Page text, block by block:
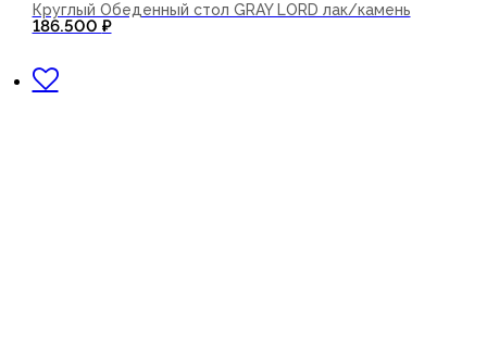
Круглый Обеденный стол GRAY LORD лак/камень
186.500 ₽